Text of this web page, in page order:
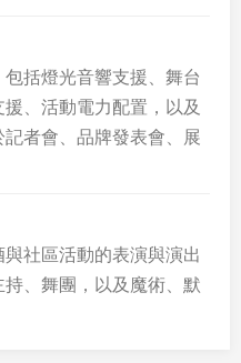
括燈光音響支援、舞台
、活動電力配置，以及
者會、品牌發表會、展
社區活動的表演與演出
、舞團，以及魔術、默